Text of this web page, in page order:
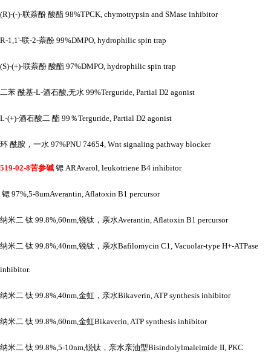
(R)-(-)-联萘酚 酸酯 98%TPCK, chymotrypsin and SMase inhibitor
R-1,1'-联-2-萘酚 99%DMPO, hydrophilic spin trap
(S)-(+)-联萘酚 酸酯 97%DMPO, hydrophilic spin trap
二苯 酰基-L-酒石酸,无水 99%Terguride, Partial D2 agonist
L-(+)-酒石酸二 酯 99％Terguride, Partial D2 agonist
环 酰胺，一水 97%PNU 74654, Wnt signaling pathway blocker
519-02-8苦参碱 锶 ARAvarol, leukotriene B4 inhibitor
锶 97%,5-8umAverantin, Aflatoxin B1 percursor
纳米二 钛 99.8%,60nm,锐钛，亲水Averantin, Aflatoxin B1 percursor
纳米二 钛 99.8%,40nm,锐钛，亲水Bafilomycin C1, Vacuolar-type H+-ATPase
inhibitor.
纳米二 钛 99.8%,40nm,金虹，亲水Bikaverin, ATP synthesis inhibitor
纳米二 钛 99.8%,60nm,金虹Bikaverin, ATP synthesis inhibitor
纳米二 钛 99.8%,5-10nm,锐钛，亲水亲油型Bisindolylmaleimide II, PKC